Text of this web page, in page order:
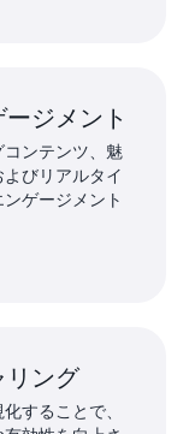
ジメント
ンテンツ、魅
びリアルタイ
ゲージメント
リング
することで、